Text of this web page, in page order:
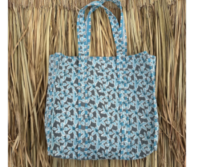
Sieraden
Accessoires
Home deco
SALE
Herensokken